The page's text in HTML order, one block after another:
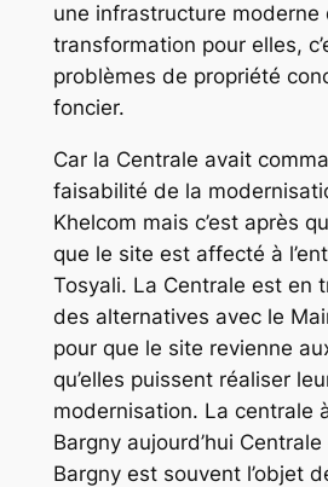
une infrastructure moderne
transformation pour elles,
problèmes de propriété
foncier.
Car la Centrale avait
faisabilité de la
Khelcom mais c’est après
que le site est affecté à
Tosyali. La Centrale est en
des alternatives avec le
pour que le site revienne
qu’elles puissent réaliser
modernisation. La centrale
Bargny aujourd’hui
Bargny est souvent l’objet